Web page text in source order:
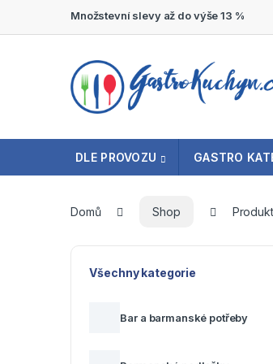
Přeskočit na navigaci
Přeskočit na obsahMnožstevní slevy až do výše 13 %
DLE PROVOZU GASTRO
Domů Shop
Všechny kategorie
Bar a barmanské potřeby